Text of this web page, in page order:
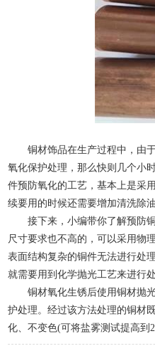
铜材饰品在生产过程中，由于
氧化保护处理，那么快则几个小
件预防氧化的工艺，基本上是采
续要用的时候还需要增加清洗除
接下来，小编带你了解预防铜
尺寸要求也不高的，可以采用物
表面结构复杂的铜件无法进行处
就需要用到化学抛光工艺来进行
铜材氧化生锈后使用铜材抛光
护处理。经过该方法处理的铜材
化、不变色(可将盐雾测试提高到